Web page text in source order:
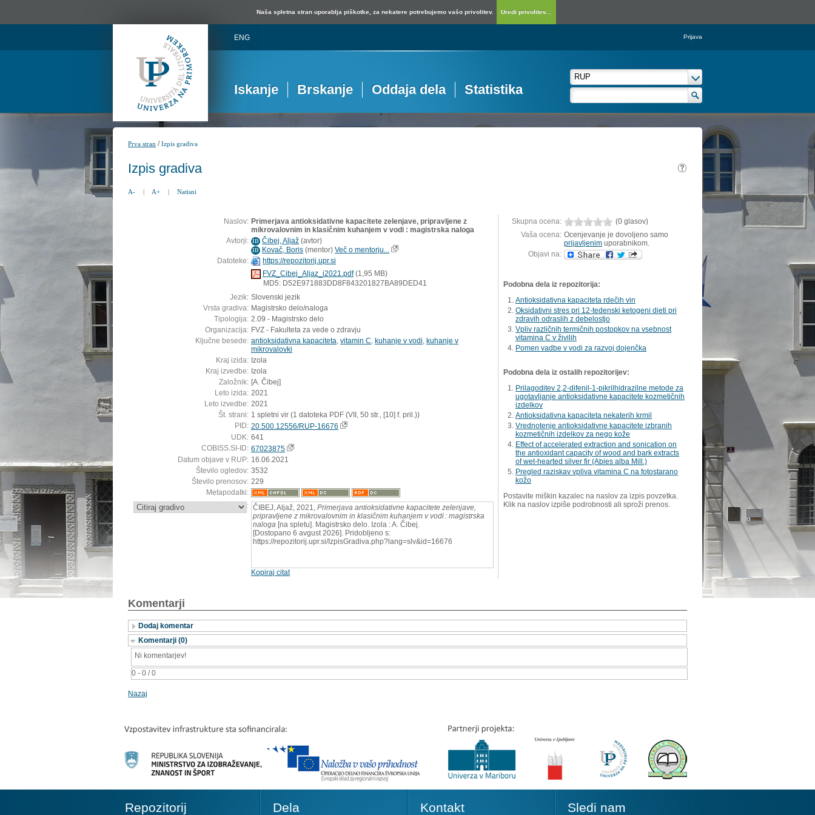
Naša spletna stran uporablja piškotke, za nekatere potrebujemo vašo privolitev. Uredi privolitev...
ENG Prijava
Iskanje Brskanje Oddaja dela Statistika
Prva stran /Izpis gradiva
Izpis gradiva
A- | A+ | Natisni
Naslov: Primerjava antioksidativne kapacitete zelenjave, pripravljene z
mikrovalovnim in klasičnim kuhanjem v vodi : magistrska naloga
Avtorji: ID Čibej, Aljaž (avtor)
ID Kovač, Boris (mentor) Več o mentorju...
Datoteke:
https://repozitorij.upr.si
FVZ_Cibej_Aljaz_i2021.pdf(1,95 MB)
MD5: D52E971883DD8F843201827BA89DED41
Jezik: Slovenski jezik
Vrsta gradiva: Magistrsko delo/naloga
Tipologija: 2.09 - Magistrsko delo
Organizacija: FVZ - Fakulteta za vede o zdravju
Ključne besede: antioksidativna kapaciteta vitamin C kuhanje v vodi kuhanje v
mikrovalovki
Kraj izida: Izola
Kraj izvedbe: Izola
Založnik: [A. Čibej]
Leto izida: 2021
Leto izvedbe: 2021
Št. strani: 1 spletni vir (1 datoteka PDF (VII, 50 str., [10] f. pril.))
PID: 20.500.12556/RUP-16676
UDK: 641
COBISS.SI-ID: 67023875
Datum objave v RUP: 16.06.2021
Število ogledov: 3532
Število prenosov: 229
Metapodatki:
: ČIBEJ, Aljaž, 2021, Primerjava antioksidativne kapacitete zelenjave,
pripravljene z mikrovalovnim in klasičnim kuhanjem v vodi : magistrska
naloga [na spletu]. Magistrsko delo. Izola : A. Čibej.
[Dostopano 6 avgust 2026]. Pridobljeno s:
https://repozitorij.upr.si/IzpisGradiva.php?lang=slv&id=16676
Kopiraj citat
Skupna ocena:
(0 glasov)
Vaša ocena: Ocenjevanje je dovoljeno samo
prijavljenim uporabnikom.
Objavi na:
Podobna dela iz repozitorija:
Antioksidativna kapaciteta rdečih vin
Oksidativni stres pri 12-tedenski ketogeni dieti pri
zdravih odraslih z debelostjo
Vpliv različnih termičnih postopkov na vsebnost
vitamina C v živilih
Pomen vadbe v vodi za razvoj dojenčka
Podobna dela iz ostalih repozitorijev:
Prilagoditev 2,2-difenil-1-pikrilhidrazilne metode za
ugotavljanje antioksidativne kapacitete kozmetičnih
izdelkov
Antioksidativna kapaciteta nekaterih krmil
Vrednotenje antioksidativne kapacitete izbranih
kozmetičnih izdelkov za nego kože
Effect of accelerated extraction and sonication on
the antioxidant capacity of wood and bark extracts
of wet-hearted silver fir (Abies alba Mill.)
Pregled raziskav vpliva vitamina C na fotostarano
kožo
Postavite miškin kazalec na naslov za izpis povzetka.
Klik na naslov izpiše podrobnosti ali sproži prenos.
Komentarji
Dodaj komentar
Komentarji (0)
0 - 0 / 0
Ni komentarjev!
Nazaj
Repozitorij Dela Kontakt Sledi nam